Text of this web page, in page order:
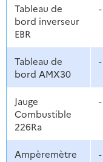
Tableau de
bord inverseur
EBR
-
Tableau de
bord AMX30
-
Jauge
Combustible
226Ra
-
Ampèremètre
-